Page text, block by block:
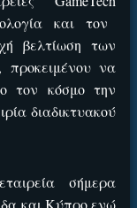
και τον
βελτίωση των
προκειμένου να
τον κόσμο την
διαδικτυακού
σήμερα
και Κύπρο ενώ